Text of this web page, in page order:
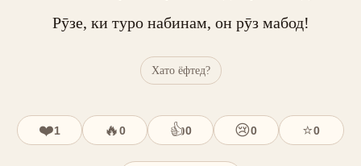
Рӯзе, ки туро набинам, он рӯз мабод!
Хато ёфтед?
❤️1 🔥0 👍0 😢0 ⭐0